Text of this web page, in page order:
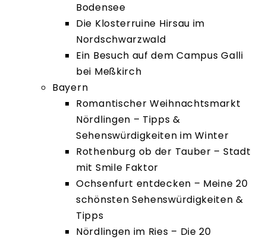
Bodensee
Die Klosterruine Hirsau im
Nordschwarzwald
Ein Besuch auf dem Campus Galli
bei Meßkirch
Bayern
Romantischer Weihnachtsmarkt
Nördlingen – Tipps &
Sehenswürdigkeiten im Winter
Rothenburg ob der Tauber – Stadt
mit Smile Faktor
Ochsenfurt entdecken – Meine 20
schönsten Sehenswürdigkeiten &
Tipps
Nördlingen im Ries – Die 20